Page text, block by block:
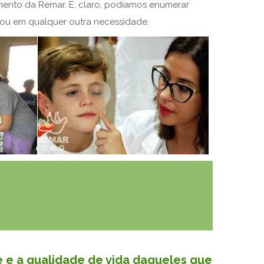
da Remar. E, claro, podíamos enumerar
em qualquer outra necessidade.
e a qualidade de vida daqueles que